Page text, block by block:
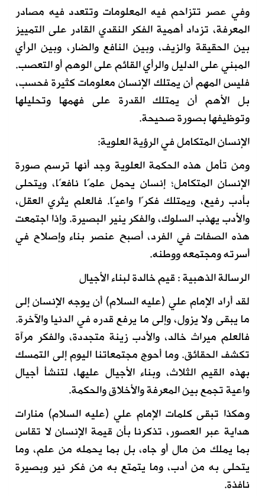
وفي عصر تتزاحم فيه المعلومات وتتعدد فيه مصادر
المعرفة، تزداد أهمية الفكر النقدي القادر على التمييز
بين الحقيقة والزيف، وبين النافع والضار، وبين الرأي
المبني على الدليل والرأي القائم على الوهم أو التعصب.
فليس المهم أن يمتلك الإنسان معلومات كثيرة فحسب،
بل الأهم أن يمتلك القدرة على فهمها وتحليلها
وتوظيفها بصورة صحيحة.
الإنسان المتكامل في الرؤية العلوية:
ومن تأمل هذه الحكمة العلوية وجد أنها ترسم صورة
الإنسان المتكامل؛ إنسان يحمل علمًا نافعًا، ويتحلى
بأدب رفيع، ويمتلك فكرًا واعيًا. فالعلم يثري العقل،
والأدب يهذب السلوك، والفكر ينير البصيرة. وإذا اجتمعت
هذه الصفات في الفرد، أصبح عنصر بناء وإصلاح في
أسرته ومجتمعه ووطنه.
الرسالة الذهبية : قيم خالدة لبناء الأجيال
لقد أراد الإمام علي (عليه السلام) أن يوجه الإنسان إلى
ما يبقى ولا يزول، وإلى ما يرفع قدره في الدنيا والآخرة.
فالعلم ميراث خالد، والأدب زينة متجددة، والفكر مرآة
تكشف الحقائق. وما أحوج مجتمعاتنا اليوم إلى التمسك
بهذه القيم الثلاث، وبناء الأجيال عليها، لتنشأ أجيال
واعية تجمع بين المعرفة والأخلاق والحكمة.
وهكذا تبقى كلمات الإمام علي (عليه السلام) منارات
هداية عبر العصور، تذكرنا بأن قيمة الإنسان لا تقاس
بما يملك من مال أو جاه، بل بما يحمله من علم، وما
يتحلى به من أدب، وما يتمتع به من فكر نير وبصيرة
نافذة.